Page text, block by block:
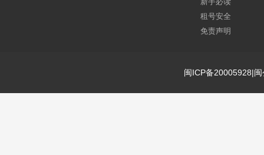
租号安全
免责声明
闽ICP备20005928|